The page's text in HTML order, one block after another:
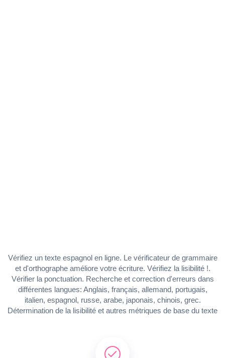
Vérifiez un texte espagnol en ligne. Le vérificateur de grammaire
et d'orthographe améliore votre écriture. Vérifiez la lisibilité !.
Vérifier la ponctuation. Recherche et correction d'erreurs dans
différentes langues: Anglais, français, allemand, portugais,
italien, espagnol, russe, arabe, japonais, chinois, grec.
Détermination de la lisibilité et autres métriques de base du texte